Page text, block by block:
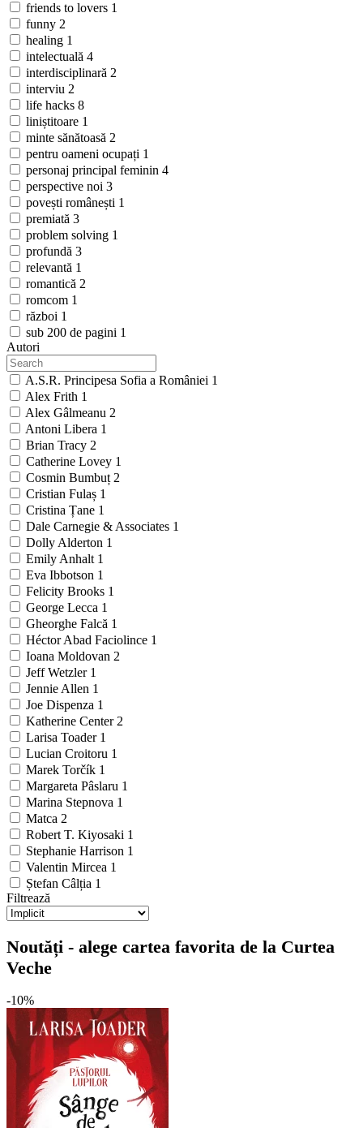
friends to lovers 1
funny 2
healing 1
intelectuală 4
interdisciplinară 2
interviu 2
life hacks 8
liniștitoare 1
minte sănătoasă 2
pentru oameni ocupați 1
personaj principal feminin 4
perspective noi 3
povești românești 1
premiată 3
problem solving 1
profundă 3
relevantă 1
romantică 2
romcom 1
război 1
sub 200 de pagini 1
Autori
A.S.R. Principesa Sofia a României 1
Alex Frith 1
Alex Gâlmeanu 2
Antoni Libera 1
Brian Tracy 2
Catherine Lovey 1
Cosmin Bumbuț 2
Cristian Fulaș 1
Cristina Țane 1
Dale Carnegie & Associates 1
Dolly Alderton 1
Emily Anhalt 1
Eva Ibbotson 1
Felicity Brooks 1
George Lecca 1
Gheorghe Falcă 1
Héctor Abad Faciolince 1
Ioana Moldovan 2
Jeff Wetzler 1
Jennie Allen 1
Joe Dispenza 1
Katherine Center 2
Larisa Toader 1
Lucian Croitoru 1
Marek Torčík 1
Margareta Pâslaru 1
Marina Stepnova 1
Matca 2
Robert T. Kiyosaki 1
Stephanie Harrison 1
Valentin Mircea 1
Ștefan Câlția 1
Filtrează
Noutăți - alege cartea favorita de la Curtea
Veche
-10%